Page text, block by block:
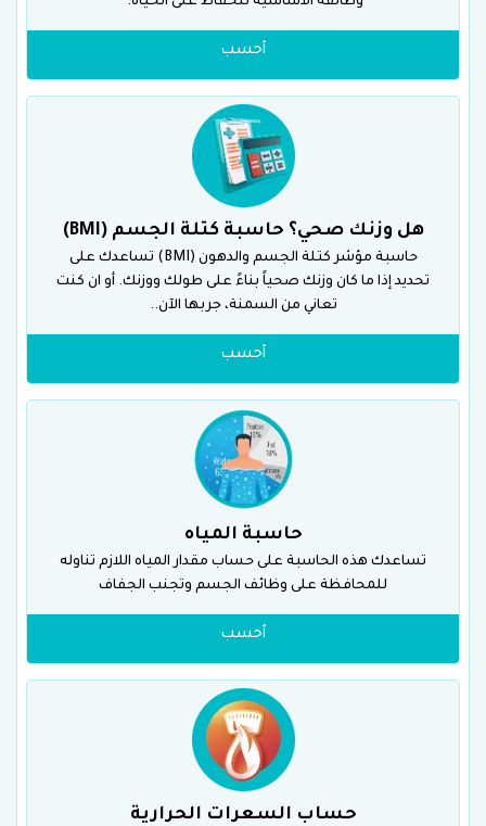
أحسب
هل وزنك صحي؟ حاسبة كتلة الجسم (BMI)
حاسبة مؤشر كتلة الجسم والدهون (BMI) تساعدك على
تحديد إذا ما كان وزنك صحياً بناءً على طولك ووزنك. أو ان كنت
تعاني من السمنة، جربها الآن..
أحسب
حاسبة المياه
تساعدك هذه الحاسبة على حساب مقدار المياه اللازم تناوله
للمحافظة على وظائف الجسم وتجنب الجفاف
أحسب
حساب السعرات الحرارية